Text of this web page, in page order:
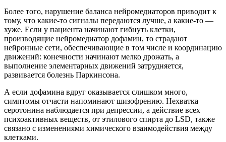
Более того, нарушение баланса нейромедиаторов приводит к
тому, что какие-то сигналы передаются лучше, а какие-то —
хуже. Если у пациента начинают гибнуть клетки,
производящие нейромедиатор дофамин, то страдают
нейронные сети, обеспечивающие в том числе и координацию
движений: конечности начинают мелко дрожать, а
выполнение элементарных движений затрудняется,
развивается болезнь Паркинсона.
А если дофамина вдруг оказывается слишком много,
симптомы отчасти напоминают шизофрению. Нехватка
серотонина наблюдается при депрессии, а действие всех
психоактивных веществ, от этилового спирта до LSD, также
связано с изменениями химического взаимодействия между
клетками.